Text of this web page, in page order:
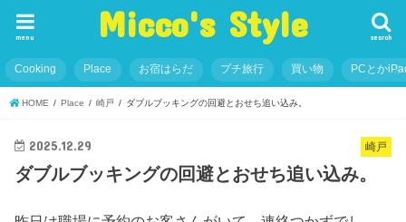
Micco's Style search
menu
Cooking Place お宿はらだ プチ旅行 買い物 PCとか
HOME Place 崎戸 ダブルブッキングの回避とおせち追い込み。
崎戸
2025.12.29
ダブルブッキングの回避とおせち追い込み。